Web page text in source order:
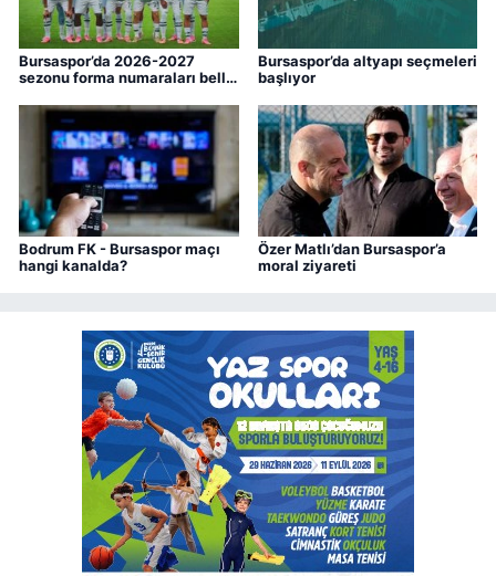
Bursaspor’da 2026-2027
sezonu forma numaraları belli
Bursaspor’da altyapı seçmeleri
başlıyor
Bodrum FK - Bursaspor maçı
hangi kanalda?
Özer Matlı’dan Bursaspor’a
moral ziyareti